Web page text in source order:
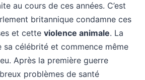
au cours de ces années. C’est
britannique condamne ces
et cette violence animale. La
sa célébrité et commence même
Après la première guerre
problèmes de santé